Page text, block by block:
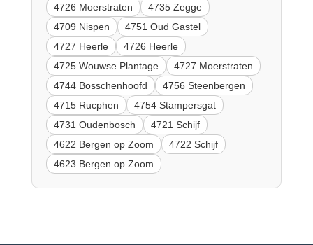
4726 Moerstraten
4735 Zegge
4709 Nispen
4751 Oud Gastel
4727 Heerle
4726 Heerle
4725 Wouwse Plantage
4727 Moerstraten
4744 Bosschenhoofd
4756 Steenbergen
4715 Rucphen
4754 Stampersgat
4731 Oudenbosch
4721 Schijf
4622 Bergen op Zoom
4722 Schijf
4623 Bergen op Zoom